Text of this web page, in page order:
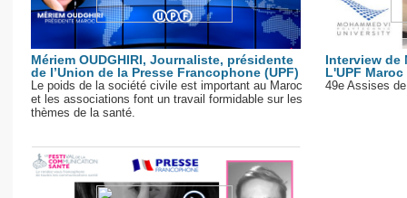
Mériem OUDGHIRI, Journaliste, présidente
de l’Union de la Presse Francophone (UPF)
Le poids de la société civile est important au Maroc
et les associations font un travail formidable sur les
thèmes de la santé.
Interview de
L'UPF Maroc
49e Assises